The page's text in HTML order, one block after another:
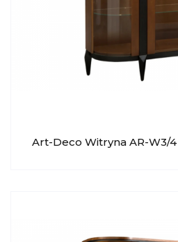
Art-Deco Witryna AR-W3/